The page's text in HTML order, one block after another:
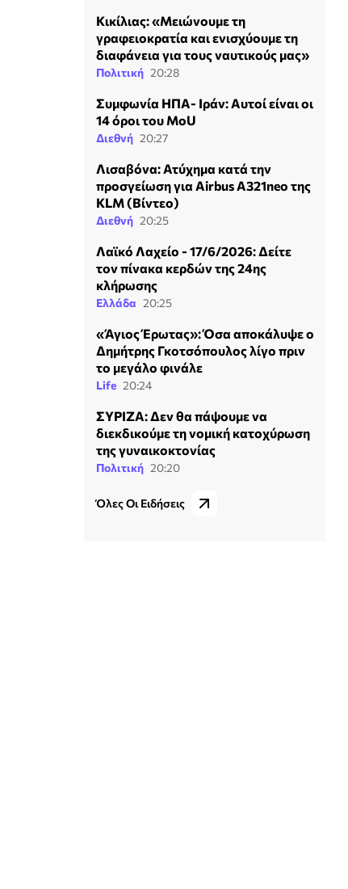
Κικίλιας: «Μειώνουμε τη
γραφειοκρατία και ενισχύουμε τη
διαφάνεια για τους ναυτικούς μας»
Πολιτική 20:28
Συμφωνία ΗΠΑ- Ιράν: Αυτοί είναι οι
14 όροι του MoU
Διεθνή 20:27
Λισαβόνα: Ατύχημα κατά την
προσγείωση για Airbus A321neo της
KLM (Βίντεο)
Διεθνή 20:25
Λαϊκό Λαχείο - 17/6/2026: Δείτε
τον πίνακα κερδών της 24ης
κλήρωσης
Ελλάδα 20:25
«Άγιος Έρωτας»: Όσα αποκάλυψε ο
Δημήτρης Γκοτσόπουλος λίγο πριν
το μεγάλο φινάλε
Life 20:24
ΣΥΡΙΖΑ: Δεν θα πάψουμε να
διεκδικούμε τη νομική κατοχύρωση
της γυναικοκτονίας
Πολιτική 20:20
Όλες Οι Ειδήσεις